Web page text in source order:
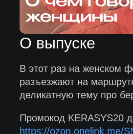
О выпуске
В этот раз на женском
разъезжают на
деликатную тему про
Промокод KERASYS20
https://ozon.onelink.me/